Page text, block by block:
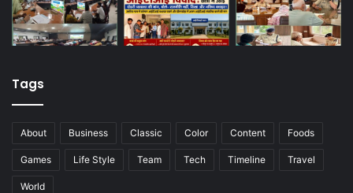
Tags
About Business Classic Color Content Foods
Games Life Style Team Tech Timeline Travel
World